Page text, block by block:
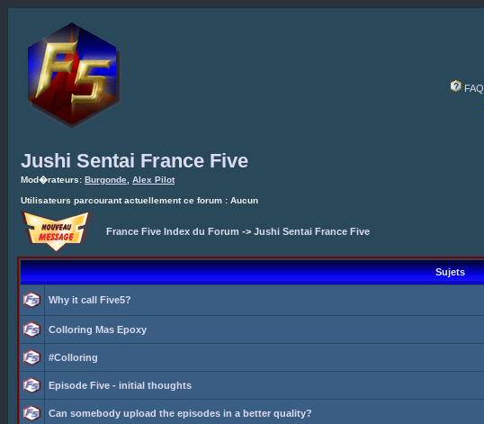
FAQ
Jushi Sentai France Five
Mod�rateurs: Burgonde Alex Pilot
Utilisateurs parcourant actuellement ce forum : Aucun
France Five Index du Forum -> Jushi Sentai France Five
Sujets
Why it call Five5?
Colloring Mas Epoxy
#Colloring
Episode Five - initial thoughts
Can somebody upload the episodes in a better quality?